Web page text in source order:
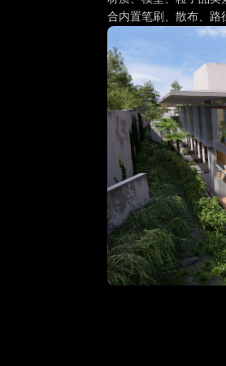
合内置笔刷、散布、路